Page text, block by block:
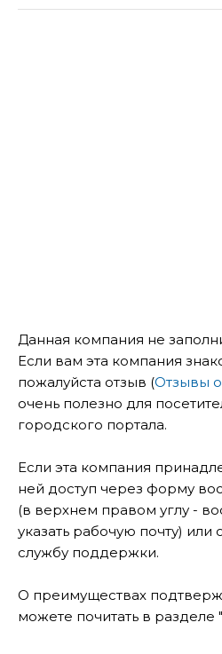
Данная компания не
Если вам эта компания
пожалуйста отзыв (Отзывы
очень полезно для
городского портала.
Если эта компания
ней доступ через форму
(в верхнем правом углу -
указать рабочую почту) или
службу поддержки.
О преимуществах
можете почитать в разделе